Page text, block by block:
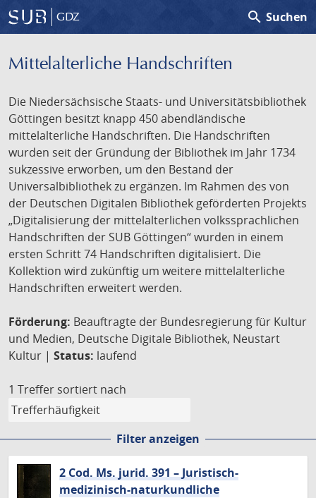
GDZ search Suchen
Mittelalterliche Handschriften
Die Niedersächsische Staats- und Universitätsbibliothek
Göttingen besitzt knapp 450 abendländische
mittelalterliche Handschriften. Die Handschriften
wurden seit der Gründung der Bibliothek im Jahr 1734
sukzessive erworben, um den Bestand der
Universalbibliothek zu ergänzen. Im Rahmen des von
der Deutschen Digitalen Bibliothek geförderten Projekts
„Digitalisierung der mittelalterlichen volkssprachlichen
Handschriften der SUB Göttingen“ wurden in einem
ersten Schritt 74 Handschriften digitalisiert. Die
Kollektion wird zukünftig um weitere mittelalterliche
Handschriften erweitert werden.
Förderung: Beauftragte der Bundesregierung für Kultur
und Medien, Deutsche Digitale Bibliothek, Neustart
Kultur | Status: laufend
1 Treffer sortiert nach
Filter anzeigen
2 Cod. Ms. jurid. 391 – Juristisch-
medizinisch-naturkundliche